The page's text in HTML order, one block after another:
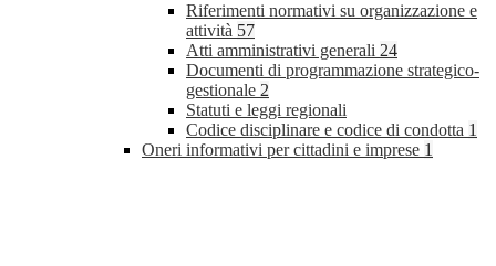
Riferimenti normativi su organizzazione e
attività 57
Atti amministrativi generali 24
Documenti di programmazione strategico-
gestionale 2
Statuti e leggi regionali
Codice disciplinare e codice di condotta 1
Oneri informativi per cittadini e imprese 1